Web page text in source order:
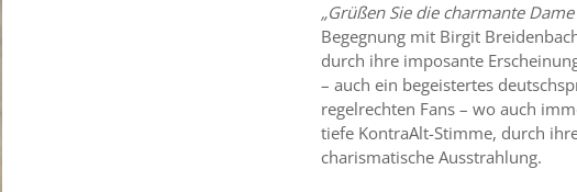
„Grüßen Sie die charmante
Begegnung mit Birgit
durch ihre imposante
– auch ein begeistertes
regelrechten Fans – wo auch
tiefe KontraAlt-Stimme, durch
charismatische Ausstrahlung.